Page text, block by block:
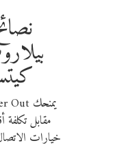
مقابل
خيارات